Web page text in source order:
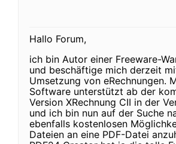
Hallo Forum,
ich bin Autor einer Freeware-
und beschäftige mich derzeit
Umsetzung von eRechnungen.
Software unterstützt ab der
Version XRechnung CII in der
und ich bin nun auf der Suche
ebenfalls kostenlosen
Dateien an eine PDF-Datei